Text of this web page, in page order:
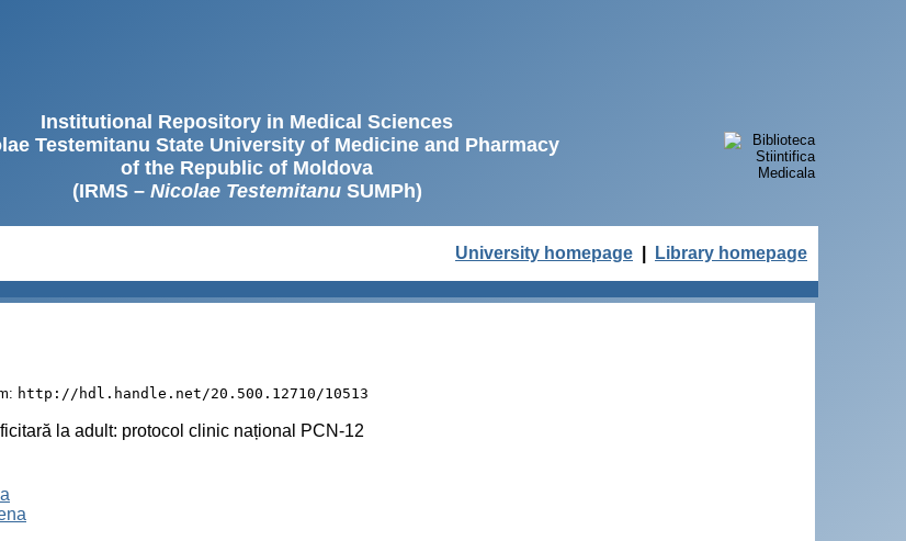
Institutional Repository in Medical Sciences
Testemitanu State University of Medicine and Pharmacy
of the Republic of Moldova
(IRMS – Nicolae TestemitanuSUMPh)
University homepage Library homepage
http://hdl.handle.net/20.500.12710/10513
la adult: protocol clinic național PCN-12